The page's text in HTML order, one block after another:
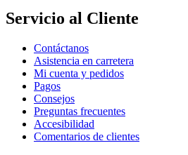
Servicio al Cliente
Contáctanos
Asistencia en carretera
Mi cuenta y pedidos
Pagos
Consejos
Preguntas frecuentes
Accesibilidad
Comentarios de clientes